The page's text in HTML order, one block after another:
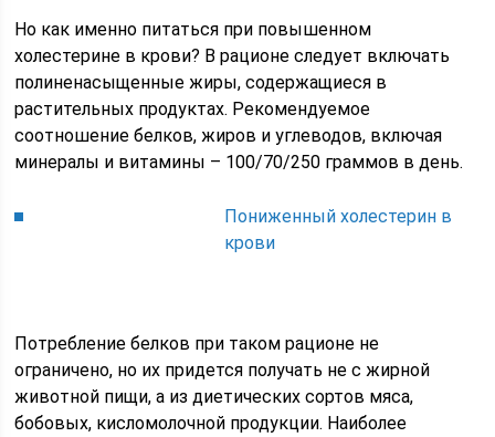
Но как именно питаться при повышенном
холестерине в крови? В рационе следует включать
полиненасыщенные жиры, содержащиеся в
растительных продуктах. Рекомендуемое
соотношение белков, жиров и углеводов, включая
минералы и витамины – 100/70/250 граммов в день.
Пониженный холестерин в
крови
Потребление белков при таком рационе не
ограничено, но их придется получать не с жирной
животной пищи, а из диетических сортов мяса,
бобовых, кисломолочной продукции. Наиболее